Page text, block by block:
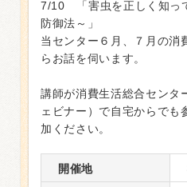
7/10 「害虫を正しく知っ
防御法～」
当センター６月、７月の消
らお話を伺います。
講師が消費生活総合センタ
ェビナー）で自宅からで
加ください。
開催地